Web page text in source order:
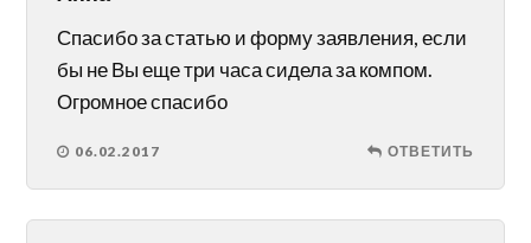
Спасибо за статью и форму заявления, если
бы не Вы еще три часа сидела за компом.
Огромное спасибо
06.02.2017 ОТВЕТИТЬ